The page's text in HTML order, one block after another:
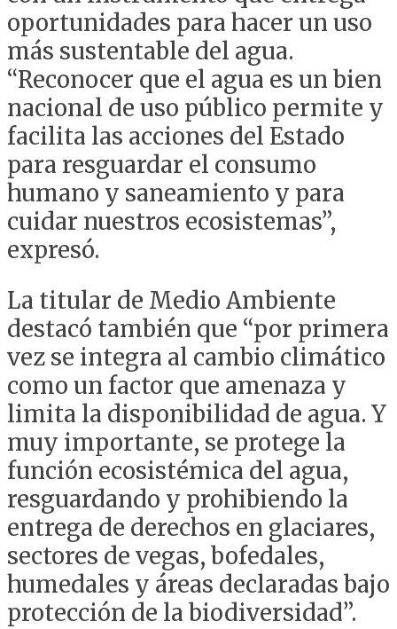
oportunidades para hacer un uso
más sustentable del agua.
“Reconocer que el agua es un bien
nacional de uso público permite y
facilita las acciones del Estado
para resguardar el consumo
humano y saneamiento y para
cuidar nuestros ecosistemas”,
expresó.
La titular de Medio Ambiente
destacó también que “por primera
vez se integra al cambio climático
como un factor que amenaza y
limita la disponibilidad de agua. Y
muy importante, se protege la
función ecosistémica del agua,
resguardando y prohibiendo la
entrega de derechos en glaciares,
sectores de vegas, bofedales,
humedales y áreas declaradas bajo
protección de la biodiversidad”.